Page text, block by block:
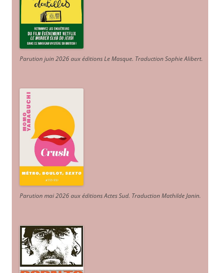
Parution juin 2026 aux éditions Le Masque. Traduction Sophie Alibert.
Parution mai 2026 aux éditions Actes Sud. Traduction Mathilde Janin.